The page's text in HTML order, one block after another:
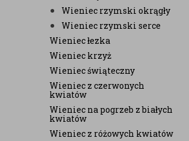
Wieniec rzymski okrągły
Wieniec rzymski serce
Wieniec łezka
Wieniec krzyż
Wieniec świąteczny
Wieniec z czerwonych
kwiatów
Wieniec na pogrzeb z białych
kwiatów
Wieniec z różowych kwiatów